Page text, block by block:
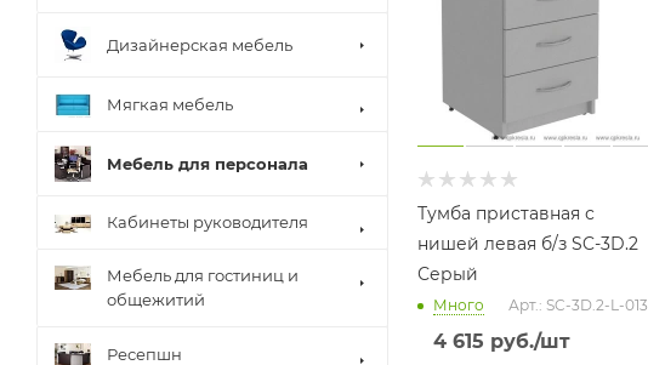
Тумба приставная с
нишей левая б/з SC-3D.2
Серый
Много Арт.: SC-3D.2-L-013
4 615 руб./шт
Дизайнерская мебель
Мягкая мебель
Мебель для персонала
Кабинеты руководителя
Мебель для гостиниц и
общежитий
Ресепшн